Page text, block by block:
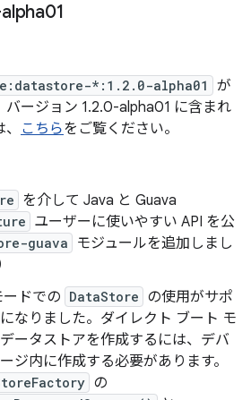
*:1.2.0-alpha01
が
バージョン 1.2.0-alpha01 に含まれ
こちらをご覧ください。
を介して Java と Guava
ユーザーに使いやすい API を公
guava
モジュールを追加しまし
ードでの DataStore の使用がサポ
なりました。ダイレクト ブート モ
ータストアを作成するには、デバ
ジ内に作成する必要があります。
の